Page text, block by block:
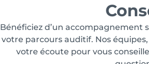
Bénéficiez d’un accompagnement
votre parcours auditif. Nos
votre écoute pour vous